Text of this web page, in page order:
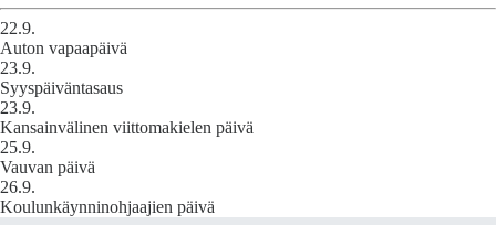
22.9.
Auton vapaapäivä
23.9.
Syyspäiväntasaus
23.9.
Kansainvälinen viittomakielen päivä
25.9.
Vauvan päivä
26.9.
Koulunkäynninohjaajien päivä